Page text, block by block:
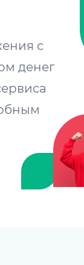
с
денег